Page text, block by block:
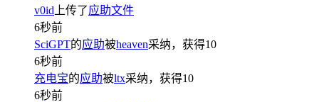
v0id 上传了应助文件
6秒前
SciGPT的应助被heaven采纳，获得10
6秒前
充电宝的应助被ltx采纳，获得10
6秒前